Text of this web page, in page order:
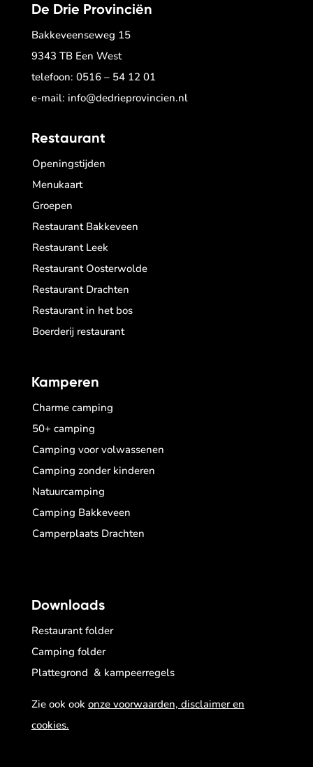
De Drie Provinciën
Bakkeveenseweg 15
9343 TB Een West
telefoon: 0516 – 54 12 01
e-mail: info@dedrieprovincien.nl
Restaurant
Openingstijden
Menukaart
Groepen
Restaurant Bakkeveen
Restaurant Leek
Restaurant Oosterwolde
Restaurant Drachten
Restaurant in het bos
Boerderij restaurant
Kamperen
Charme camping
50+ camping
Camping voor volwassenen
Camping zonder kinderen
Natuurcamping
Camping Bakkeveen
Camperplaats Drachten
Downloads
Restaurant folder
Camping folder
Plattegrond & kampeerregels
Zie ook ook onze voorwaarden, disclaimer en
cookies.